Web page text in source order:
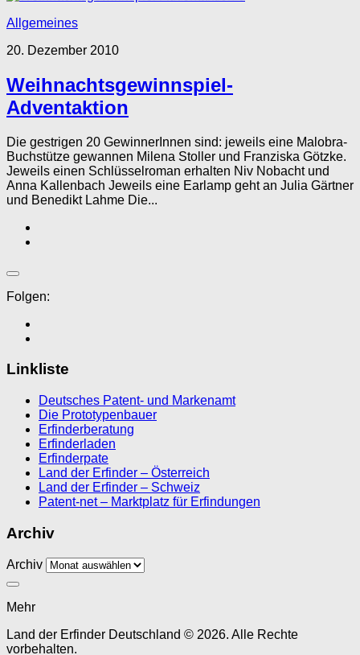
Allgemeines
20. Dezember 2010
Weihnachtsgewinnspiel-
Adventaktion
Die gestrigen 20 GewinnerInnen sind: jeweils eine Malobra-
Buchstütze gewannen Milena Stoller und Franziska Götzke.
Jeweils einen Schlüsselroman erhalten Niv Nobacht und
Anna Kallenbach Jeweils eine Earlamp geht an Julia Gärtner
und Benedikt Lahme Die...
Folgen:
Linkliste
Deutsches Patent- und Markenamt
Die Prototypenbauer
Erfinderberatung
Erfinderladen
Erfinderpate
Land der Erfinder – Österreich
Land der Erfinder – Schweiz
Patent-net – Marktplatz für Erfindungen
Archiv
Archiv
Mehr
Land der Erfinder Deutschland © 2026. Alle Rechte
vorbehalten.